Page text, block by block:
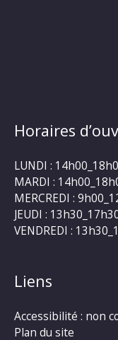
Horaires
LUNDI :
MARDI :
MERCREDI :
JEUDI :
VENDREDI :
Liens
Accessibilité : non
Plan du site